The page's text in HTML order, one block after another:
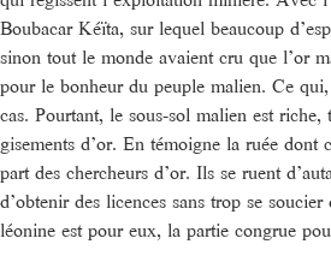
Boubacar Kéïta, sur lequel beaucoup
sinon tout le monde avaient cru que l’or
pour le bonheur du peuple malien. Ce
cas. Pourtant, le sous-sol malien est
gisements d’or. En témoigne la ruée dont
part des chercheurs d’or. Ils se ruent
d’obtenir des licences sans trop se
léonine est pour eux, la partie congrue